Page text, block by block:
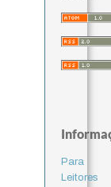
Para
Leitores